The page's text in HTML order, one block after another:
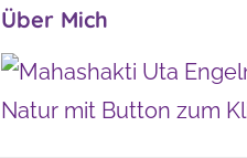
Über Mich